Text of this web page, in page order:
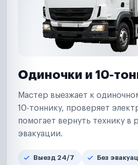
Одиночки и 10-
Мастер выезжает к
10-тоннику, проверяет
помогает вернуть технику в
эвакуации.
Выезд 24/7 Без